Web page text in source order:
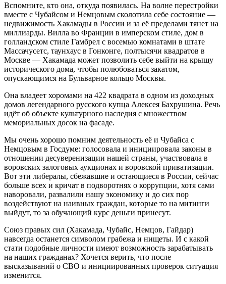
Вспомните, кто она, откуда появилась. На волне перестройки
вместе с Чубайсом и Немцовым сколотила себе состояние —
недвижимость Хакамады в России и за её пределами тянет на
миллиарды. Вилла во Франции в имперском стиле, дом в
голландском стиле Гамбрел с восемью комнатами в штате
Массачусетс, таунхаус в Гонконге, полтысячи квадратов в
Москве — Хакамада может позволить себе выйти на крышу
исторического дома, чтобы полюбоваться закатом,
опускающимся на Бульварное кольцо Москвы.
Она владеет хоромами на 422 квадрата в одном из доходных
домов легендарного русского купца Алексея Бахрушина. Речь
идёт об объекте культурного наследия с множеством
мемориальных досок на фасаде.
Мы очень хорошо помним деятельность её и Чубайса с
Немцовым в Госдуме: голосовала и инициировала законы в
отношении десуверенизации нашей страны, участвовала в
воровских залоговых аукционах и воровской приватизации.
Вот эти либералы, сбежавшие и остающиеся в России, сейчас
больше всех и кричат в подворотнях о коррупции, хотя сами
наворовали, развалили нашу экономику и до сих пор
воздействуют на наивных граждан, которые то на митинги
выйдут, то за обучающий курс деньги принесут.
Союз правых сил (Хакамада, Чубайс, Немцов, Гайдар)
навсегда останется символом грабежа и нищеты. И с какой
стати подобные личности имеют возможность зарабатывать
на наших гражданах? Хочется верить, что после
высказываний о СВО и инициированных проверок ситуация
изменится.